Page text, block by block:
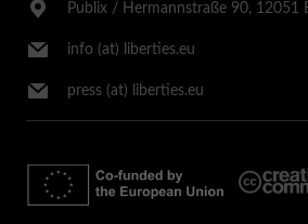
Publix​ / Hermannstraße 90, 12051
info (at) liberties.eu
press (at) liberties.eu